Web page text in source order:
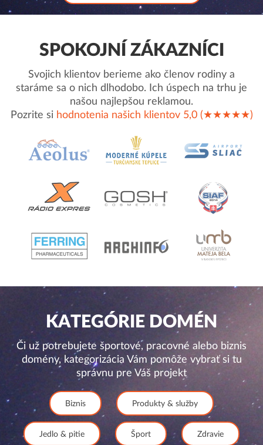
SPOKOJNÍ ZÁKAZNÍCI
Svojich klientov berieme ako členov rodiny a
staráme sa o nich dlhodobo. Ich úspech na trhu je
našou najlepšou reklamou.
Pozrite si hodnotenia našich klientov 5,0 (★★★★★)
KATEGÓRIE DOMÉN
Či už potrebujete športové, pracovné alebo biznis
domény, kategorizácia Vám pomôže vybrať si tu
správnu pre Váš projekt
Biznis Produkty & služby
Jedlo & pitie Šport Zdravie